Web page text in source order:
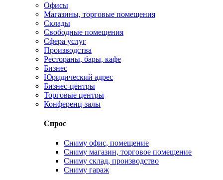
Офисы
Магазины, торговые помещения
Склады
Свободные помещения
Сфера услуг
Производства
Рестораны, бары, кафе
Бизнес
Юридический адрес
Бизнес-центры
Торговые центры
Конференц-залы
Спрос
Сниму офис, помещение
Сниму магазин, торговое помещение
Сниму склад, производство
Сниму гараж